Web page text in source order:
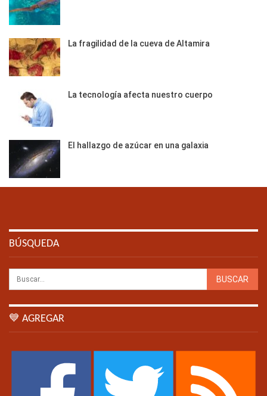
La fragilidad de la cueva de Altamira
La tecnología afecta nuestro cuerpo
El hallazgo de azúcar en una galaxia
BÚSQUEDA
💙 AGREGAR